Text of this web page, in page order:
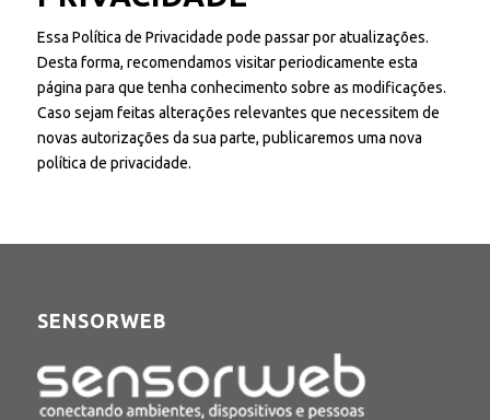
Essa Política de Privacidade pode passar por atualizações.
Desta forma, recomendamos visitar periodicamente esta
página para que tenha conhecimento sobre as modificações.
Caso sejam feitas alterações relevantes que necessitem de
novas autorizações da sua parte, publicaremos uma nova
política de privacidade.
SENSORWEB